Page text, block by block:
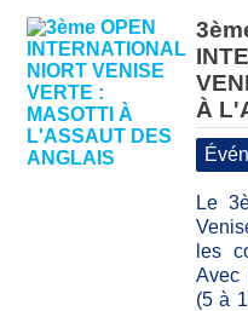
À
Le
les
Avec
(5 à